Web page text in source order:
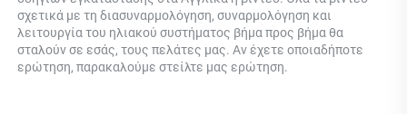
σχετικά με τη διασυναρμολόγηση, συναρμολόγηση και
λειτουργία του ηλιακού συστήματος βήμα προς βήμα θα
σταλούν σε εσάς, τους πελάτες μας. Αν έχετε οποιαδήποτε
ερώτηση, παρακαλούμε στείλτε μας ερώτηση.